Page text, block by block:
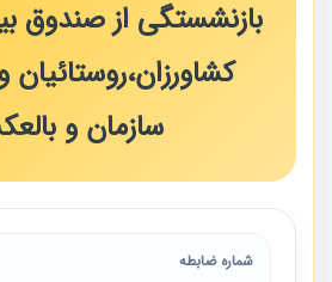
بازنشستگی از صندوق
کشاورزان،روستائیان
سازمان و
شماره ضابطه